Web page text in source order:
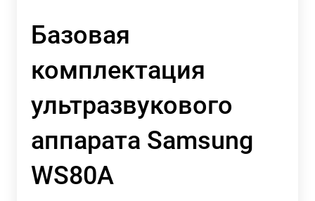
Базовая
комплектация
ультразвукового
аппарата Samsung
WS80A